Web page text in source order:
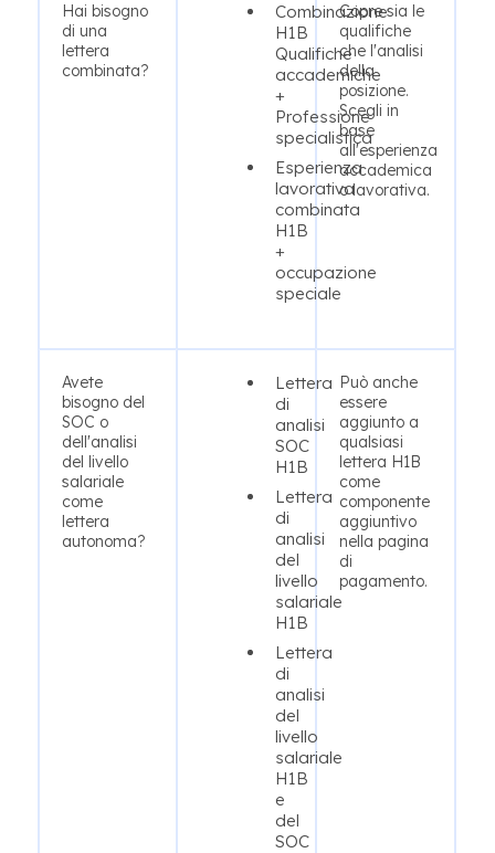
Hai bisogno
di una
lettera
combinata?
Combinazione
H1B
Qualifiche
accademiche
+
Professione
specialistica
Esperienza
lavorativa
combinata
H1B
+
occupazione
speciale
Copre sia le
qualifiche
che l'analisi
della
posizione.
Scegli in
base
all'esperienza
accademica
o lavorativa.
Avete
bisogno del
SOC o
dell'analisi
del livello
salariale
come
lettera
autonoma?
Lettera
di
analisi
SOC
H1B
Lettera
di
analisi
del
livello
salariale
H1B
Lettera
di
analisi
del
livello
salariale
H1B
e
del
SOC
Può anche
essere
aggiunto a
qualsiasi
lettera H1B
come
componente
aggiuntivo
nella pagina
di
pagamento.